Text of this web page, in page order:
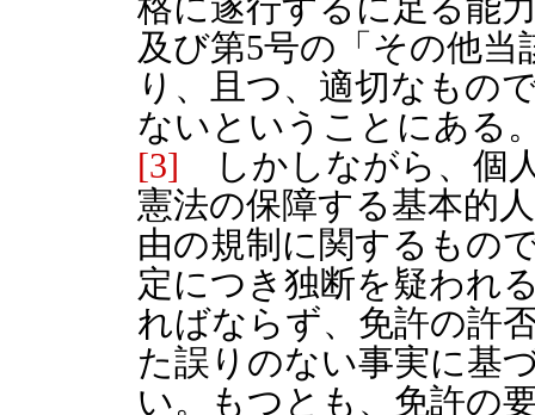
及び第5号の「その他
り、且つ、適切なもの
ないということにある
[3] しかしながら、個
憲法の保障する基本的
由の規制に関するもの
定につき独断を疑われ
ればならず、免許の許
た誤りのない事実に基
い。もつとも、免許の